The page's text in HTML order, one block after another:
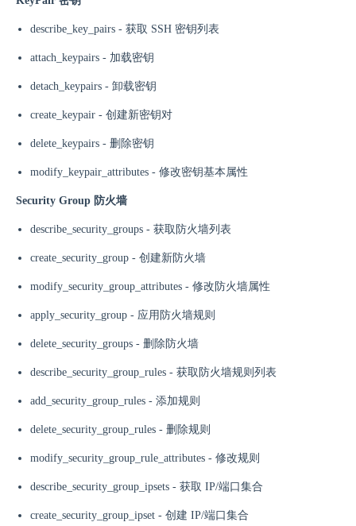
describe_key_pairs - 获取 SSH 密钥列表
attach_keypairs - 加载密钥
detach_keypairs - 卸载密钥
create_keypair - 创建新密钥对
delete_keypairs - 删除密钥
modify_keypair_attributes - 修改密钥基本属性
Security Group 防火墙
describe_security_groups - 获取防火墙列表
create_security_group - 创建新防火墙
modify_security_group_attributes - 修改防火墙属性
apply_security_group - 应用防火墙规则
delete_security_groups - 删除防火墙
describe_security_group_rules - 获取防火墙规则列表
add_security_group_rules - 添加规则
delete_security_group_rules - 删除规则
modify_security_group_rule_attributes - 修改规则
describe_security_group_ipsets - 获取 IP/端口集合
create_security_group_ipset - 创建 IP/端口集合